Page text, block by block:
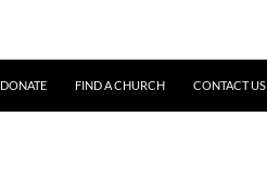
DONATE FIND A CHURCH CONTACT US